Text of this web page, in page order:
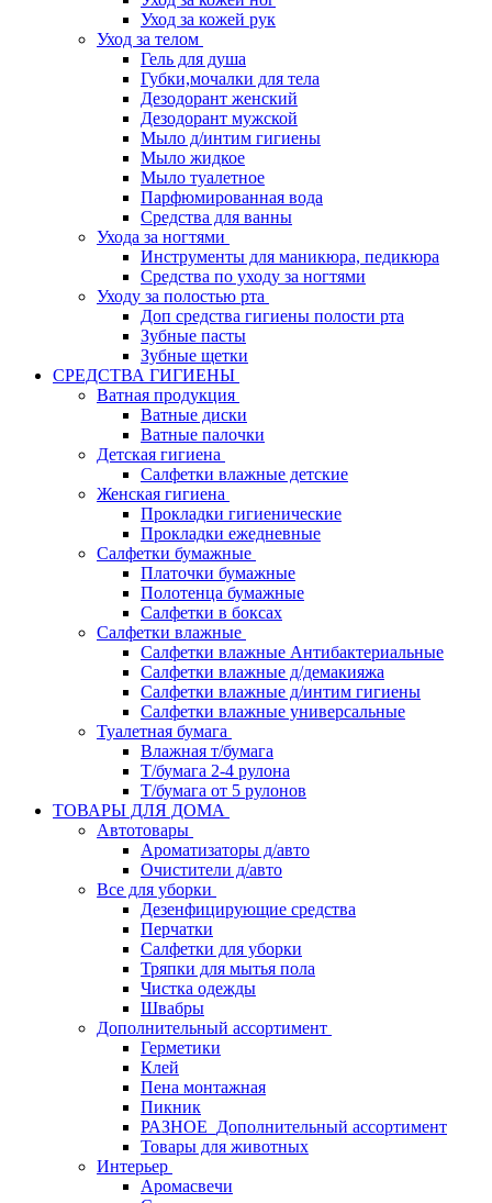
Уход за кожей рук
Уход за телом
Гель для душа
Губки,мочалки для тела
Дезодорант женский
Дезодорант мужской
Мыло д/интим гигиены
Мыло жидкое
Мыло туалетное
Парфюмированная вода
Средства для ванны
Ухода за ногтями
Инструменты для маникюра, педикюра
Средства по уходу за ногтями
Уходу за полостью рта
Доп средства гигиены полости рта
Зубные пасты
Зубные щетки
СРЕДСТВА ГИГИЕНЫ
Ватная продукция
Ватные диски
Ватные палочки
Детская гигиена
Салфетки влажные детские
Женская гигиена
Прокладки гигиенические
Прокладки ежедневные
Салфетки бумажные
Платочки бумажные
Полотенца бумажные
Салфетки в боксах
Салфетки влажные
Салфетки влажные Антибактериальные
Салфетки влажные д/демакияжа
Салфетки влажные д/интим гигиены
Салфетки влажные универсальные
Туалетная бумага
Влажная т/бумага
Т/бумага 2-4 рулона
Т/бумага от 5 рулонов
ТОВАРЫ ДЛЯ ДОМА
Автотовары
Ароматизаторы д/авто
Очистители д/авто
Все для уборки
Дезенфицирующие средства
Перчатки
Салфетки для уборки
Тряпки для мытья пола
Чистка одежды
Швабры
Дополнительный ассортимент
Герметики
Клей
Пена монтажная
Пикник
РАЗНОЕ_Дополнительный ассортимент
Товары для животных
Интерьер
Аромасвечи